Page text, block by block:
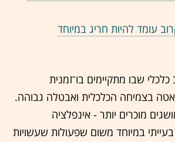
עומד להיות חריג במיוחד
שבו מתקיימים בו־זמנית
בצמיחה הכלכלית ואבטלה גבוהה.
מוכרים יותר - אינפלציה
במיוחד משום שפעולות שעשויות